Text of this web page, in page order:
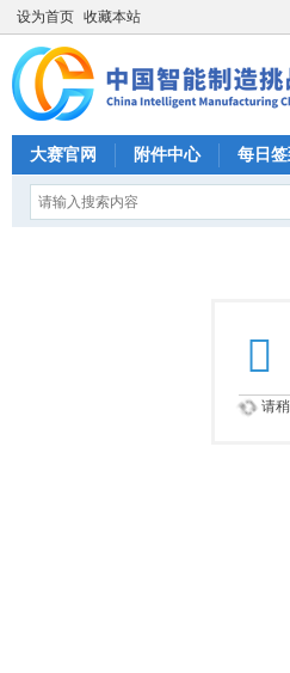
设为首页 收藏本站
大赛官网 附件中心 每日签
请